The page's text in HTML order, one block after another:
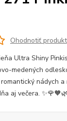
Ohodnotiť produkt
Ultra Shiny
medených
nádych
aj večera.